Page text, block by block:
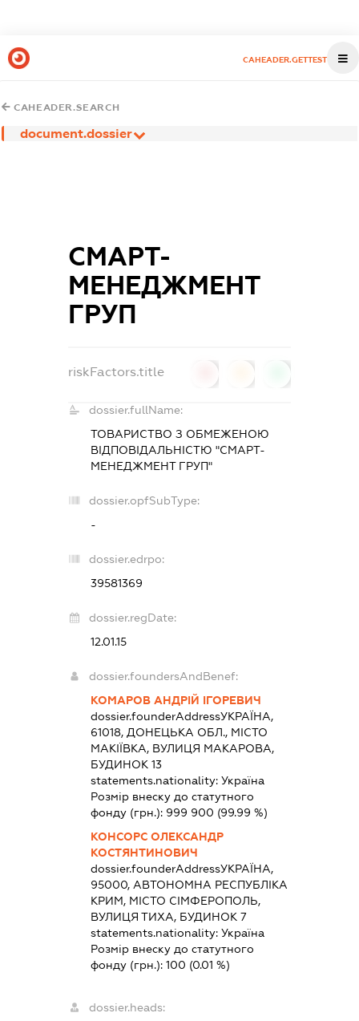
CAHEADER.GETTEST
CAHEADER.SEARCH
document.dossier
СМАРТ-
МЕНЕДЖМЕНТ
ГРУП
riskFactors.title
dossier.fullName:
ТОВАРИСТВО З ОБМЕЖЕНОЮ
ВІДПОВІДАЛЬНІСТЮ "СМАРТ-
МЕНЕДЖМЕНТ ГРУП"
dossier.opfSubType:
-
dossier.edrpo:
39581369
dossier.regDate:
12.01.15
dossier.foundersAndBenef:
КОМАРОВ АНДРІЙ ІГОРЕВИЧ
dossier.founderAddressУКРАЇНА,
61018, ДОНЕЦЬКА ОБЛ., МІСТО
МАКІЇВКА, ВУЛИЦЯ МАКАРОВА,
БУДИНОК 13
statements.nationality: Україна
Розмір внеску до статутного
фонду (грн.): 999 900 (99.99 %)
КОНСОРС ОЛЕКСАНДР
КОСТЯНТИНОВИЧ
dossier.founderAddressУКРАЇНА,
95000, АВТОНОМНА РЕСПУБЛІКА
КРИМ, МІСТО СІМФЕРОПОЛЬ,
ВУЛИЦЯ ТИХА, БУДИНОК 7
statements.nationality: Україна
Розмір внеску до статутного
фонду (грн.): 100 (0.01 %)
dossier.heads: